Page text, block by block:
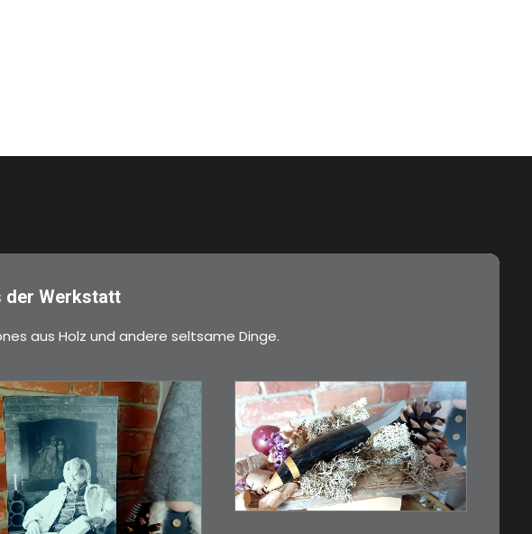
der Werkstatt
aus Holz und andere seltsame Dinge.
€3,00
Limitierte Auflage.
€39,00
Kleines Schmuckmesser,
ideal als…